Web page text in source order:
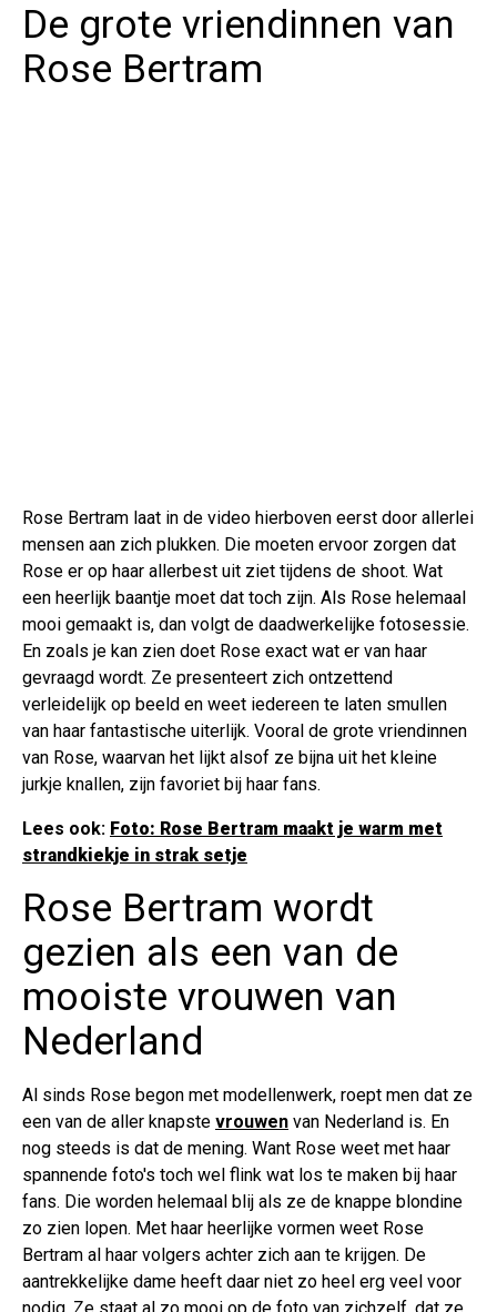
De grote vriendinnen van
Rose Bertram
Rose Bertram laat in de video hierboven eerst door allerlei
mensen aan zich plukken. Die moeten ervoor zorgen dat
Rose er op haar allerbest uit ziet tijdens de shoot. Wat
een heerlijk baantje moet dat toch zijn. Als Rose helemaal
mooi gemaakt is, dan volgt de daadwerkelijke fotosessie.
En zoals je kan zien doet Rose exact wat er van haar
gevraagd wordt. Ze presenteert zich ontzettend
verleidelijk op beeld en weet iedereen te laten smullen
van haar fantastische uiterlijk. Vooral de grote vriendinnen
van Rose, waarvan het lijkt alsof ze bijna uit het kleine
jurkje knallen, zijn favoriet bij haar fans.
Lees ook: Foto: Rose Bertram maakt je warm met
strandkiekje in strak setje
Rose Bertram wordt
gezien als een van de
mooiste vrouwen van
Nederland
Al sinds Rose begon met modellenwerk, roept men dat ze
een van de aller knapste vrouwen van Nederland is. En
nog steeds is dat de mening. Want Rose weet met haar
spannende foto's toch wel flink wat los te maken bij haar
fans. Die worden helemaal blij als ze de knappe blondine
zo zien lopen. Met haar heerlijke vormen weet Rose
Bertram al haar volgers achter zich aan te krijgen. De
aantrekkelijke dame heeft daar niet zo heel erg veel voor
nodig. Ze staat al zo mooi op de foto van zichzelf, dat ze